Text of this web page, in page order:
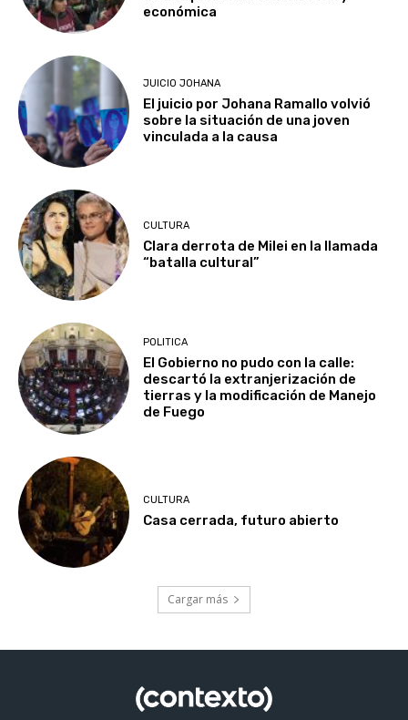
económica
JUICIO JOHANA
El juicio por Johana Ramallo volvió
sobre la situación de una joven
vinculada a la causa
CULTURA
Clara derrota de Milei en la llamada
“batalla cultural”
POLITICA
El Gobierno no pudo con la calle:
descartó la extranjerización de
tierras y la modificación de Manejo
de Fuego
CULTURA
Casa cerrada, futuro abierto
Cargar más